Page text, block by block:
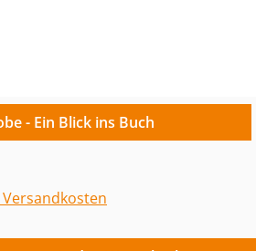
- Ein Blick ins Buch
Versandkosten